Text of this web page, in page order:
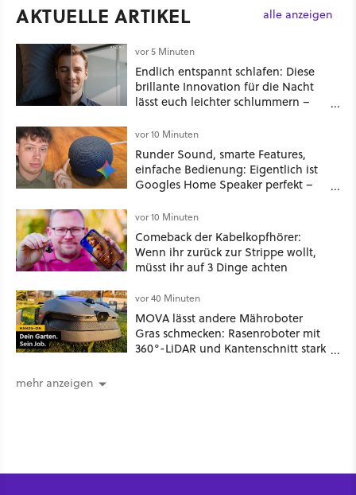
AKTUELLE ARTIKEL alle anzeigen
vor 5 Minuten
Endlich entspannt schlafen: Diese
brillante Innovation für die Nacht
lässt euch leichter schlummern –
vor 10 Minuten
Runder Sound, smarte Features,
einfache Bedienung: Eigentlich ist
Googles Home Speaker perfekt –
vor 10 Minuten
Comeback der Kabelkopfhörer:
Wenn ihr zurück zur Strippe wollt,
müsst ihr auf 3 Dinge achten
vor 40 Minuten
MOVA lässt andere Mähroboter
Gras schmecken: Rasenroboter mit
360°-LiDAR und Kantenschnitt stark
mehr anzeigen